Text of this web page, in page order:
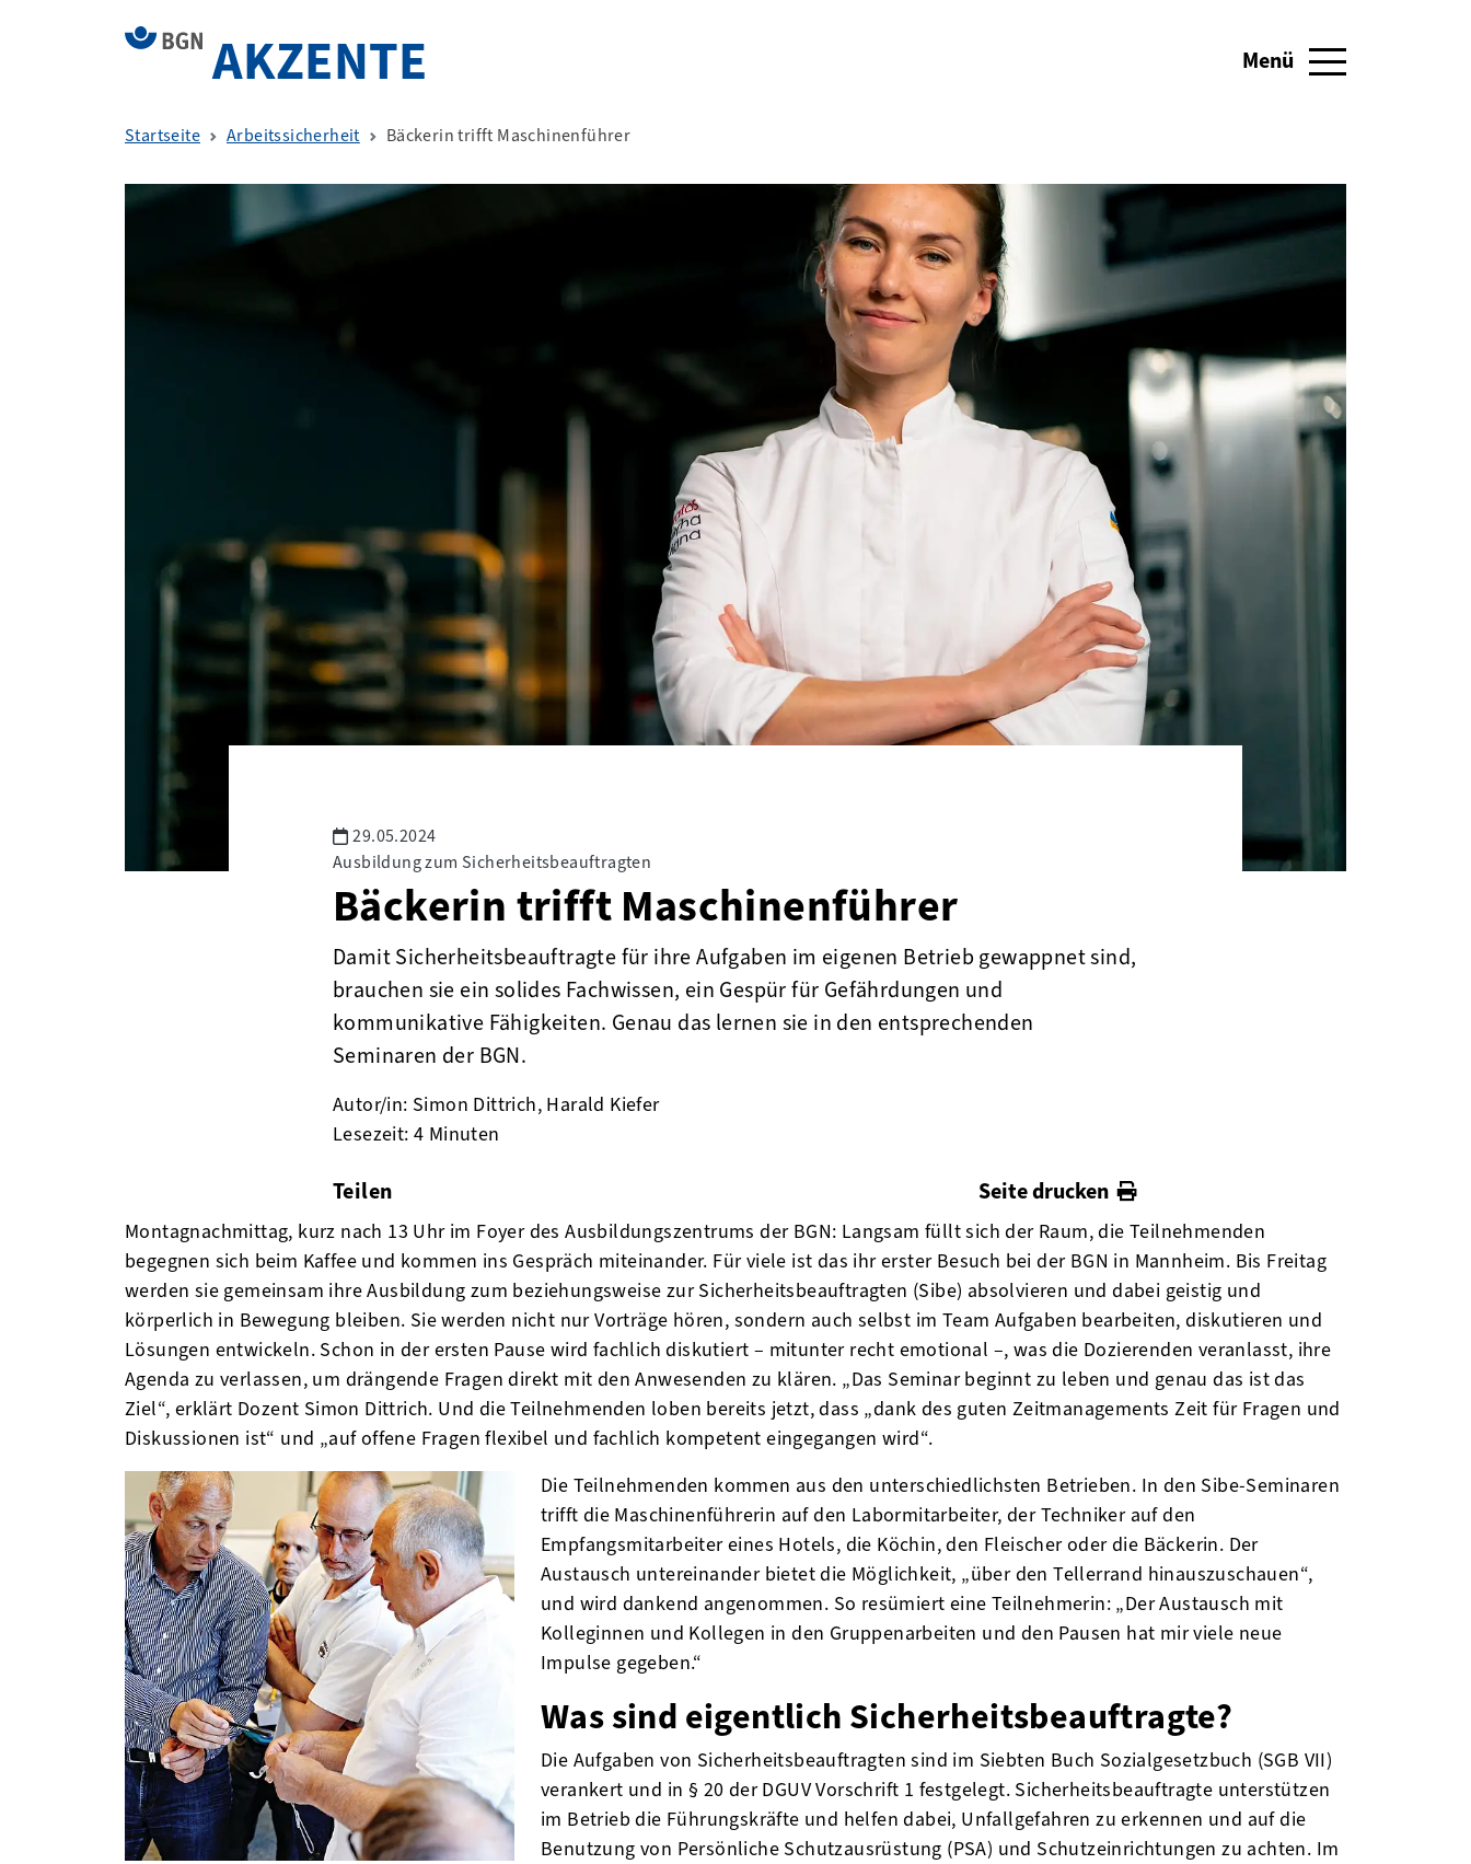
AKZENTE Menü
Navigation umschalten
Startseite Arbeitssicherheit Bäckerin trifft Maschinenführer
29.05.2024
Ausbildung zum Sicherheitsbeauftragten
Bäckerin trifft Maschinenführer
Damit Sicherheitsbeauftragte für ihre Aufgaben im eigenen Betrieb gewappnet sind,
brauchen sie ein solides Fachwissen, ein Gespür für Gefährdungen und
kommunikative Fähigkeiten. Genau das lernen sie in den entsprechenden
Seminaren der BGN.
Autor/in: Simon Dittrich, Harald Kiefer
Lesezeit: 4 Minuten
Teilen
facebook
twitterlinkedin
Seite drucken
Montagnachmittag, kurz nach 13 Uhr im Foyer des Ausbildungszentrums der BGN: Langsam füllt sich der Raum, die Teilnehmenden
begegnen sich beim Kaffee und kommen ins Gespräch miteinander. Für viele ist das ihr erster Besuch bei der BGN in Mannheim. Bis Freitag
werden sie gemeinsam ihre Ausbildung zum beziehungsweise zur Sicherheitsbeauftragten (Sibe) absolvieren und dabei geistig und
körperlich in Bewegung bleiben. Sie werden nicht nur Vorträge hören, sondern auch selbst im Team Aufgaben bearbeiten, diskutieren und
Lösungen entwickeln. Schon in der ersten Pause wird fachlich diskutiert – mitunter recht emotional –, was die Dozierenden veranlasst, ihre
Agenda zu verlassen, um drängende Fragen direkt mit den Anwesenden zu klären. „Das Seminar beginnt zu leben und genau das ist das
Ziel“, erklärt Dozent Simon Dittrich. Und die Teilnehmenden loben bereits jetzt, dass „dank des guten Zeitmanagements Zeit für Fragen und
Diskussionen ist“ und „auf offene Fragen flexibel und fachlich kompetent eingegangen wird“.
Die Teilnehmenden kommen aus den unterschiedlichsten Betrieben. In den Sibe-Seminaren
trifft die Maschinenführerin auf den Labormitarbeiter, der Techniker auf den
Empfangsmitarbeiter eines Hotels, die Köchin, den Fleischer oder die Bäckerin. Der
Austausch untereinander bietet die Möglichkeit, „über den Tellerrand hinauszuschauen“,
und wird dankend angenommen. So resümiert eine Teilnehmerin: „Der Austausch mit
Kolleginnen und Kollegen in den Gruppenarbeiten und den Pausen hat mir viele neue
Impulse gegeben.“
Was sind eigentlich Sicherheitsbeauftragte?
Die Aufgaben von Sicherheitsbeauftragten sind im Siebten Buch Sozialgesetzbuch (SGB VII)
verankert und in § 20 der DGUV Vorschrift 1 festgelegt. Sicherheitsbeauftragte unterstützen
im Betrieb die Führungskräfte und helfen dabei, Unfallgefahren zu erkennen und auf die
Benutzung von Persönliche Schutzausrüstung (PSA) und Schutzeinrichtungen zu achten. Im